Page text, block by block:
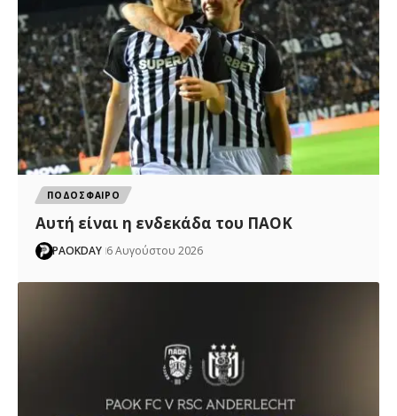
ΠΟΔΟΣΦΑΙΡΟ
Αυτή είναι η ενδεκάδα του ΠΑΟΚ
PAOKDAY 6 Αυγούστου 2026